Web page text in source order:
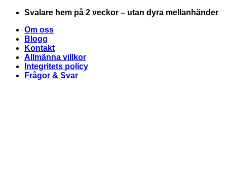
Skip
content
Svalare hem på 2 veckor – utan dyra mellanhänder
Om oss
Blogg
Kontakt
Allmänna villkor
Integritets policy
Frågor & Svar